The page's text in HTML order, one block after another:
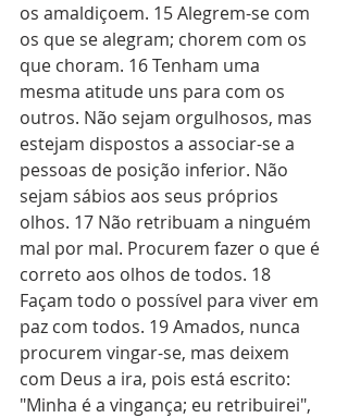
os amaldiçoem. 15 Alegrem-se com
os que se alegram; chorem com os
que choram. 16 Tenham uma
mesma atitude uns para com os
outros. Não sejam orgulhosos, mas
estejam dispostos a associar-se a
pessoas de posição inferior. Não
sejam sábios aos seus próprios
olhos. 17 Não retribuam a ninguém
mal por mal. Procurem fazer o que é
correto aos olhos de todos. 18
Façam todo o possível para viver em
paz com todos. 19 Amados, nunca
procurem vingar-se, mas deixem
com Deus a ira, pois está escrito:
"Minha é a vingança; eu retribuirei",